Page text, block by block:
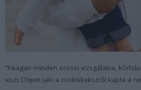
“Keagan minden orvosi vizsgálatra,
viszi Chipet (aki a csokiskekszről kapta a